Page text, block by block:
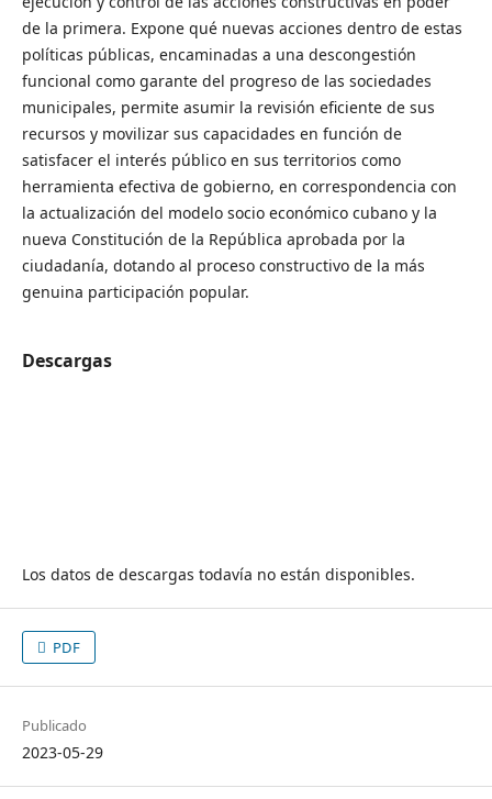
de la primera. Expone qué nuevas acciones dentro de estas
políticas públicas, encaminadas a una descongestión
funcional como garante del progreso de las sociedades
municipales, permite asumir la revisión eficiente de sus
recursos y movilizar sus capacidades en función de
satisfacer el interés público en sus territorios como
herramienta efectiva de gobierno, en correspondencia con
la actualización del modelo socio económico cubano y la
nueva Constitución de la República aprobada por la
ciudadanía, dotando al proceso constructivo de la más
genuina participación popular.
Descargas
Los datos de descargas todavía no están disponibles.
PDF
Publicado
2023-05-29